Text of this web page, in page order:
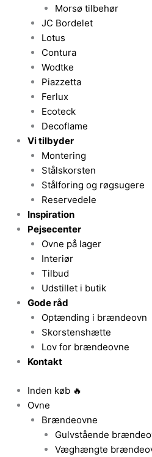
Morsø tilbehør
JC Bordelet
Lotus
Contura
Wodtke
Piazzetta
Ferlux
Ecoteck
Decoflame
Vi tilbyder
Montering
Stålskorsten
Stålforing og røgsugere
Reservedele
Inspiration
Pejsecenter
Ovne på lager
Interiør
Tilbud
Udstillet i butik
Gode råd
Optænding i brændeovn
Skorstenshætte
Lov for brændeovne
Kontakt
Inden køb 🔥
Ovne
Brændeovne
Gulvstående
Væghængte